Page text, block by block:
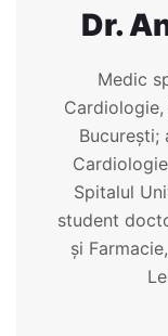
Dr.
Medic
București;
Spitalul
student
și